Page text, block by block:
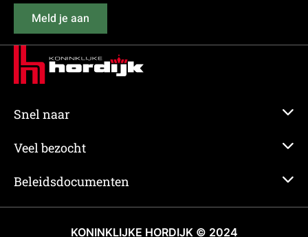
(Vereist)
Meld je aan
Snel naar
Veel bezocht
Beleidsdocumenten
KONINKLIJKE HORDIJK © 2024